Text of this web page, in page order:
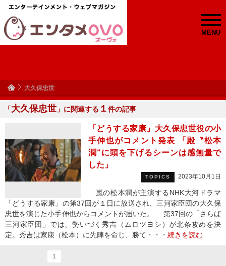
MENU
大久保忠世
「大久保忠世 」に関連する １ 件の記事
「どうする家康」大久保忠世役の小
手伸也がコメント発表 「殿〝松本
潤“に頭を下げるシーンは感無量で
した」
TOPICS 2023年10月1日
嵐の松本潤が主演するNHK大河ドラマ
「どうする家康」の第37回が１日に放送され、三河家臣団の大久保
忠世を演じた小手伸也からコメントが届いた。 第37回の「さらば
三河家臣団」では、勢いづく秀吉（ムロツヨシ）が北条攻めを決
定。秀吉は家康（松本）に先陣を命じ、勝て・・・ 続きを読む
1